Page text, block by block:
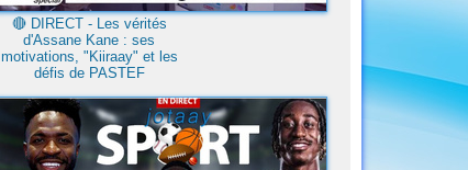
🔴​ DIRECT - Les vérités
d'Assane Kane : ses
motivations, "Kiiraay" et les
défis de PASTEF